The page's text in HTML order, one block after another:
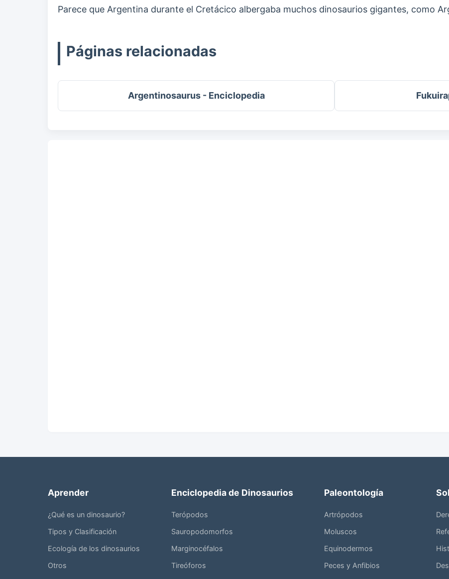
Parece que Argentina durante el Cretácico albergaba muchos dinosaurios gigantes, como
Páginas relacionadas
Argentinosaurus - Enciclopedia
Aprender
¿Qué es un dinosaurio?
Tipos y Clasificación
Ecología de los dinosaurios
Otros
Enciclopedia de Dinosaurios
Terópodos
Sauropodomorfos
Marginocéfalos
Tireóforos
Paleontología
Artrópodos
Moluscos
Equinodermos
Peces y Anfibios